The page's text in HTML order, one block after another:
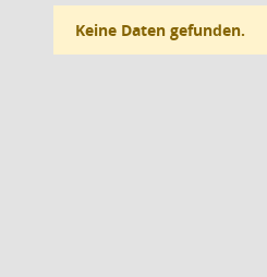
Keine Daten gefunden.